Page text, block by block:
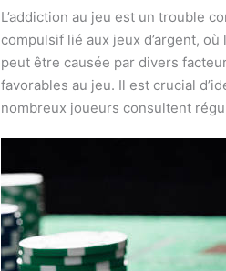
L’addiction au jeu est un trouble
compulsif lié aux jeux d’argent,
peut être causée par divers
favorables au jeu. Il est crucial
nombreux joueurs consultent